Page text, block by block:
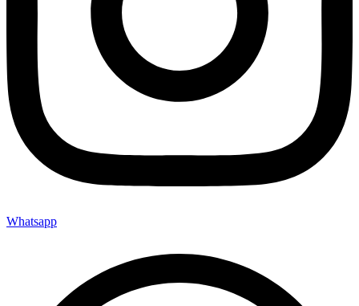
Whatsapp